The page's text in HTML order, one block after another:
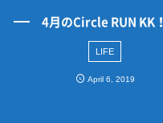
4月のCircle RUN KK！
LIFE
April 6, 2019